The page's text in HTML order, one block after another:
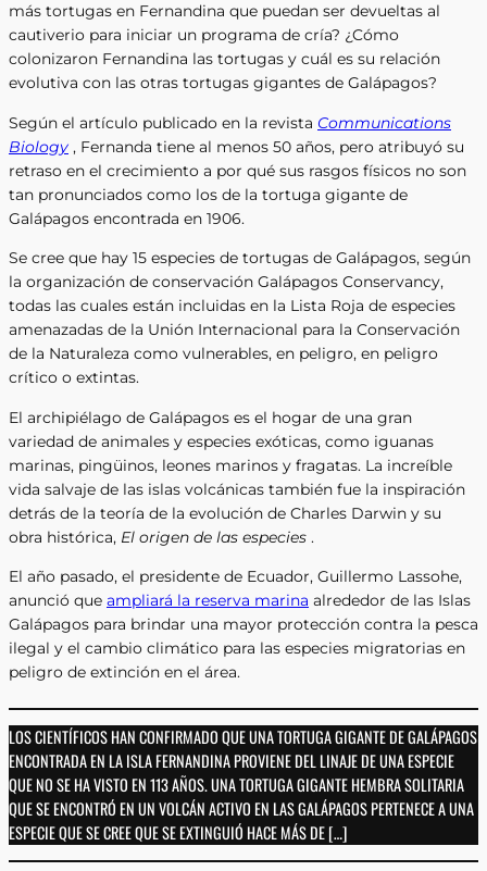
más tortugas en Fernandina que puedan ser devueltas al
cautiverio para iniciar un programa de cría? ¿Cómo
colonizaron Fernandina las tortugas y cuál es su relación
evolutiva con las otras tortugas gigantes de Galápagos?
Según el artículo publicado en la revista Communications
Biology , Fernanda tiene al menos 50 años, pero atribuyó su
retraso en el crecimiento a por qué sus rasgos físicos no son
tan pronunciados como los de la tortuga gigante de
Galápagos encontrada en 1906.
Se cree que hay 15 especies de tortugas de Galápagos, según
la organización de conservación Galápagos Conservancy,
todas las cuales están incluidas en la Lista Roja de especies
amenazadas de la Unión Internacional para la Conservación
de la Naturaleza como vulnerables, en peligro, en peligro
crítico o extintas.
El archipiélago de Galápagos es el hogar de una gran
variedad de animales y especies exóticas, como iguanas
marinas, pingüinos, leones marinos y fragatas. La increíble
vida salvaje de las islas volcánicas también fue la inspiración
detrás de la teoría de la evolución de Charles Darwin y su
obra histórica, El origen de las especies .
El año pasado, el presidente de Ecuador, Guillermo Lassohe,
anunció que ampliará la reserva marina alrededor de las Islas
Galápagos para brindar una mayor protección contra la pesca
ilegal y el cambio climático para las especies migratorias en
peligro de extinción en el área.
LOS CIENTÍFICOS HAN CONFIRMADO QUE UNA TORTUGA GIGANTE DE GALÁPAGOS
ENCONTRADA EN LA ISLA FERNANDINA PROVIENE DEL LINAJE DE UNA ESPECIE
QUE NO SE HA VISTO EN 113 AÑOS. UNA TORTUGA GIGANTE HEMBRA SOLITARIA
QUE SE ENCONTRÓ EN UN VOLCÁN ACTIVO EN LAS GALÁPAGOS PERTENECE A UNA
ESPECIE QUE SE CREE QUE SE EXTINGUIÓ HACE MÁS DE […]